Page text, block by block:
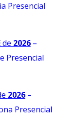
Presencial
de 2026–
Presencial
2026–
Presencial